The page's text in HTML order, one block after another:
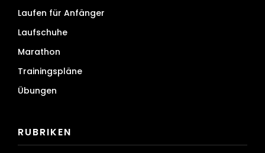
Laufen für Anfänger
Laufschuhe
Marathon
Trainingspläne
Übungen
RUBRIKEN